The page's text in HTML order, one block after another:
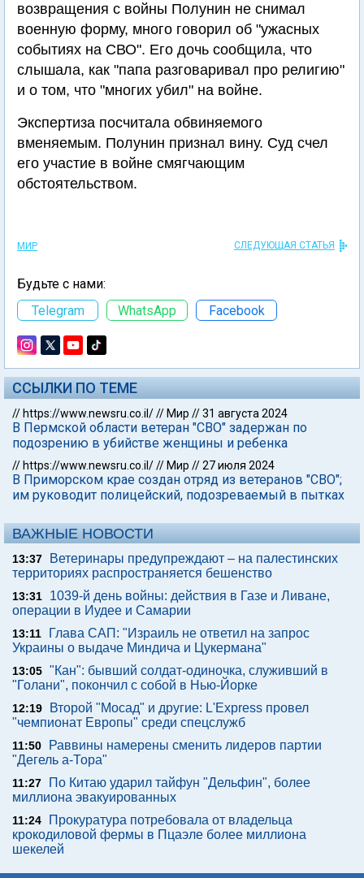
возвращения с войны Полунин не снимал
военную форму, много говорил об "ужасных
событиях на СВО". Его дочь сообщила, что
слышала, как "папа разговаривал про религию"
и о том, что "многих убил" на войне.
Экспертиза посчитала обвиняемого
вменяемым. Полунин признал вину. Суд счел
его участие в войне смягчающим
обстоятельством.
МИР СЛЕДУЮЩАЯ СТАТЬЯ
Будьте с нами:
Telegram
WhatsApp Facebook
ССЫЛКИ ПО ТЕМЕ
// https://www.newsru.co.il/// Мир //31 августа 2024
В Пермской области ветеран "СВО" задержан по
подозрению в убийстве женщины и ребенка
// https://www.newsru.co.il/// Мир //27 июля 2024
В Приморском крае создан отряд из ветеранов "СВО";
им руководит полицейский, подозреваемый в пытках
ВАЖНЫЕ НОВОСТИ
13:37
Ветеринары предупреждают – на палестинских
территориях распространяется бешенство
13:31
1039-й день войны: действия в Газе и Ливане,
операции в Иудее и Самарии
13:11
Глава САП: "Израиль не ответил на запрос
Украины о выдаче Миндича и Цукермана"
13:05 "Кан": бывший солдат-одиночка, служивший в
"Голани", покончил с собой в Нью-Йорке
12:19
Второй "Мосад" и другие: L'Express провел
"чемпионат Европы" среди спецслужб
11:50
Раввины намерены сменить лидеров партии
"Дегель а-Тора"
11:27
По Китаю ударил тайфун "Дельфин", более
миллиона эвакуированных
11:24
Прокуратура потребовала от владельца
крокодиловой фермы в Пцаэле более миллиона
шекелей